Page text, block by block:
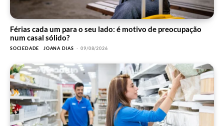
Férias cada um para o seu lado: é motivo de preocupação
num casal sólido?
SOCIEDADE JOANA DIAS - 09/08/2026